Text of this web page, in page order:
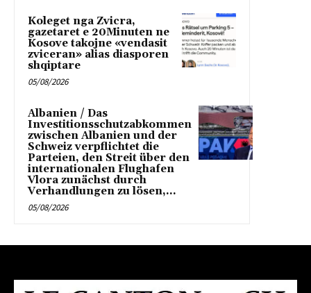
Koleget nga Zvicra,
gazetaret e 20Minuten ne
Kosove takojne «vendasit
zviceran» alias diasporen
shqiptare
05/08/2026
Albanien / Das
Investitionsschutzabkommen
zwischen Albanien und der
Schweiz verpflichtet die
Parteien, den Streit über den
internationalen Flughafen
Vlora zunächst durch
Verhandlungen zu lösen,...
05/08/2026